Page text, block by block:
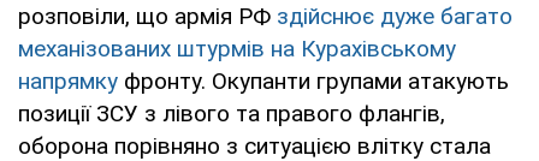
розповіли, що армія РФ здійснює дуже багато
механізованих штурмів на Курахівському
напрямку фронту. Окупанти групами атакують
позиції ЗСУ з лівого та правого флангів,
оборона порівняно з ситуацією влітку стала